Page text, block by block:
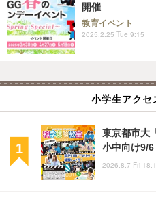
開催
教育イベント
2025.2.25 Tue 9:15
小学生アクセ
東京都市大
小中向け9/6
2026.8.7 Fri